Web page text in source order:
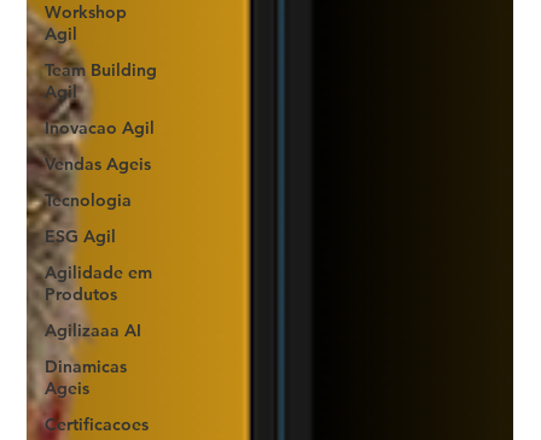
Workshop
Agil
Team Building
Agil
Inovacao Agil
Vendas Ageis
Tecnologia
ESG Agil
Agilidade em
Produtos
Agilizaaa AI
Dinamicas
Ageis
Certificacoes